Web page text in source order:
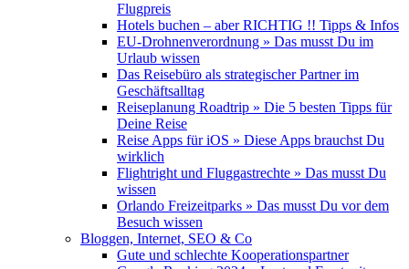
Flugpreis
Hotels buchen – aber RICHTIG !! Tipps & Infos
EU-Drohnenverordnung » Das musst Du im
Urlaub wissen
Das Reisebüro als strategischer Partner im
Geschäftsalltag
Reiseplanung Roadtrip » Die 5 besten Tipps für
Deine Reise
Reise Apps für iOS » Diese Apps brauchst Du
wirklich
Flightright und Fluggastrechte » Das musst Du
wissen
Orlando Freizeitparks » Das musst Du vor dem
Besuch wissen
Bloggen, Internet, SEO & Co
Gute und schlechte Kooperationspartner